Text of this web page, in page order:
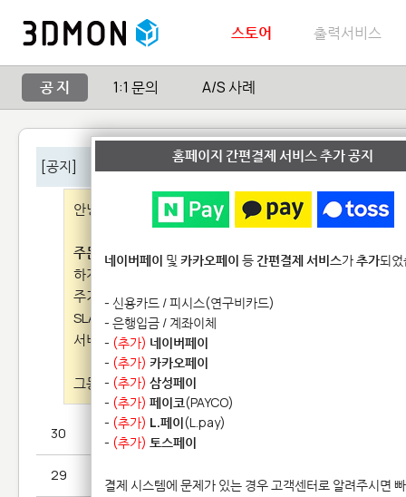
스토어 출력서비스
공 지 1:1 문의 A/S 사례
[공지] 출력서비스 종료 안내
안녕하세요.
주문량 감소에 따라 부득이하게 10년 넘게 유지해오던출력
하게 되었습니다.
주기적으로 이용해주셨던 회원님들께 죄송하다는 말씀드립
SLA 레진프라임 플라스틱
서비스를 제공해 드리도록 하겠습니다.
그동안 이용해 주셔서 감사합니다.
30 출력서비스 종료 안내
29
홈페이지 간편결제 서비스 추가 공지
네이버페이 및 카카오페이 등간편결제 서비스가추가되
- 신용카드 / 피시스(연구비카드)
- 은행입금 / 계좌이체
- (추가) 네이버페이
- (추가) 카카오페이
- (추가) 삼성페이
- (추가) 페이코(PAYCO)
- (추가) L.페이(L.pay)
- (추가) 토스페이
결제 시스템에 문제가 있는 경우 고객센터로 알려주시면